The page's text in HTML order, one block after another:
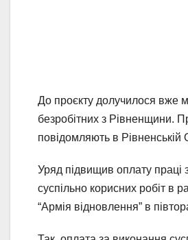
До проєкту долучилося вже
безробітних з Рівненщини.
повідомляють в Рівненській
Уряд підвищив оплату праці
суспільно корисних робіт в
“Армія відновлення” в